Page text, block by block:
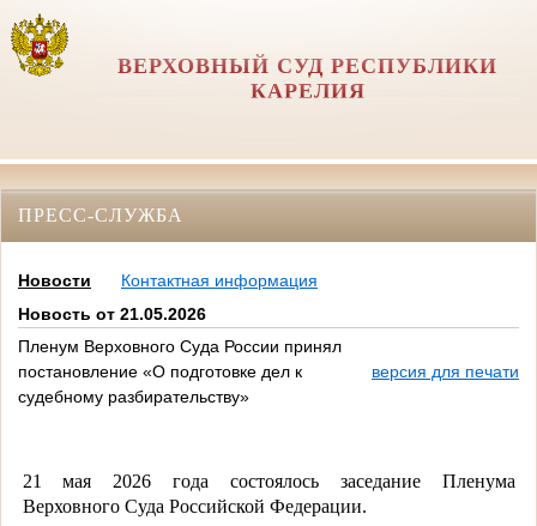
ВЕРХОВНЫЙ СУД РЕСПУБЛИКИ
КАРЕЛИЯ
ПРЕСС-СЛУЖБА
Новости
Контактная информация
Новость от 21.05.2026
Пленум Верховного Суда России принял
постановление «О подготовке дел к
судебному разбирательству»
версия для печати
21 мая 2026 года состоялось заседание Пленума
Верховного Суда Российской Федерации.